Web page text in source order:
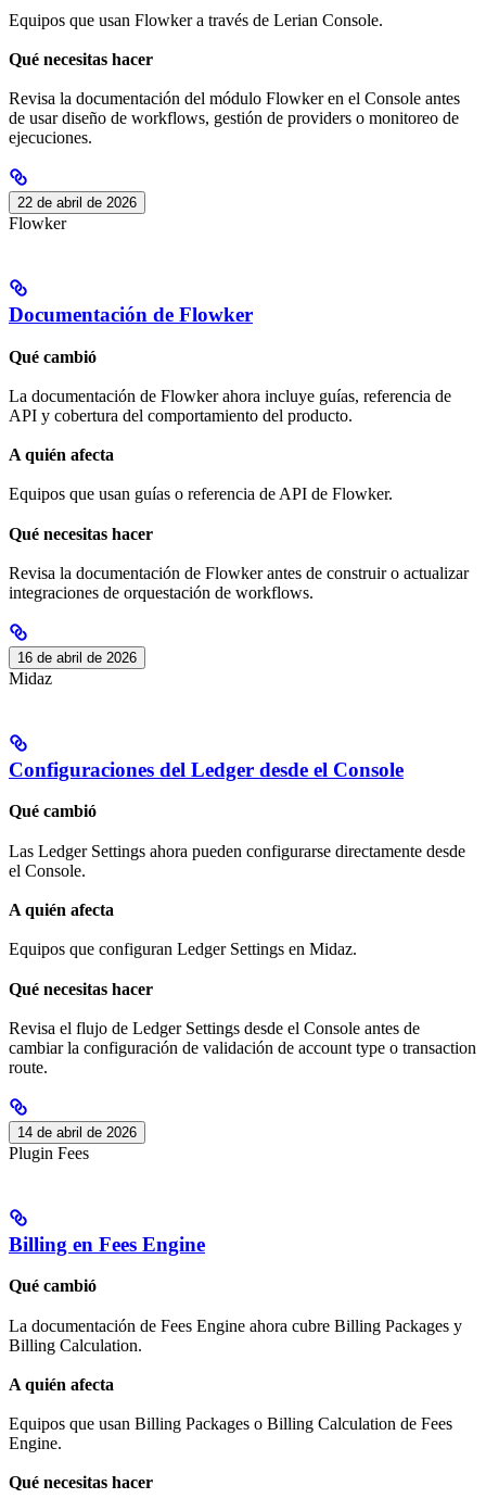
Equipos que usan Flowker a través de Lerian Console.
Qué necesitas hacer
Revisa la documentación del módulo Flowker en el Console antes
de usar diseño de workflows, gestión de providers o monitoreo de
ejecuciones.
22 de abril de 2026
Flowker
Documentación de Flowker
Qué cambió
La documentación de Flowker ahora incluye guías, referencia de
API y cobertura del comportamiento del producto.
A quién afecta
Equipos que usan guías o referencia de API de Flowker.
Qué necesitas hacer
Revisa la documentación de Flowker antes de construir o actualizar
integraciones de orquestación de workflows.
16 de abril de 2026
Midaz
Configuraciones del Ledger desde el Console
Qué cambió
Las Ledger Settings ahora pueden configurarse directamente desde
el Console.
A quién afecta
Equipos que configuran Ledger Settings en Midaz.
Qué necesitas hacer
Revisa el flujo de Ledger Settings desde el Console antes de
cambiar la configuración de validación de account type o transaction
route.
14 de abril de 2026
Plugin Fees
Billing en Fees Engine
Qué cambió
La documentación de Fees Engine ahora cubre Billing Packages y
Billing Calculation.
A quién afecta
Equipos que usan Billing Packages o Billing Calculation de Fees
Engine.
Qué necesitas hacer